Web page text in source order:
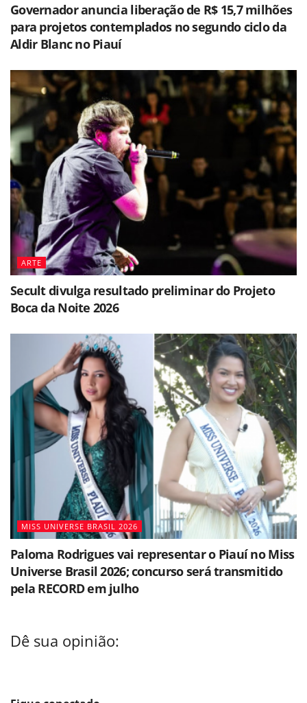
Governador anuncia liberação de R$ 15,7 milhões
para projetos contemplados no segundo ciclo da
Aldir Blanc no Piauí
ARTE
Secult divulga resultado preliminar do Projeto
Boca da Noite 2026
MISS UNIVERSE BRASIL 2026
Paloma Rodrigues vai representar o Piauí no Miss
Universe Brasil 2026; concurso será transmitido
pela RECORD em julho
Dê sua opinião: